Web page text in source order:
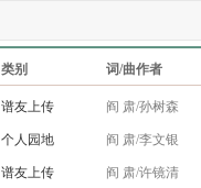
类别 词/曲作者
谱友上传 阎 肃/孙树森
个人园地 阎 肃/李文银
谱友上传 阎 肃/许镜清